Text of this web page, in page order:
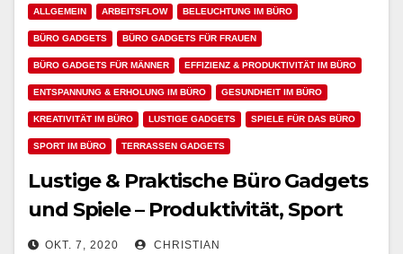
ALLGEMEIN ARBEITSFLOW BELEUCHTUNG IM BÜRO
BÜRO GADGETS BÜRO GADGETS FÜR FRAUEN
BÜRO GADGETS FÜR MÄNNER EFFIZIENZ & PRODUKTIVITÄT IM BÜRO
ENTSPANNUNG & ERHOLUNG IM BÜRO GESUNDHEIT IM BÜRO
KREATIVITÄT IM BÜRO LUSTIGE GADGETS SPIELE FÜR DAS BÜRO
SPORT IM BÜRO TERRASSEN GADGETS
Lustige & Praktische Büro Gadgets
und Spiele – Produktivität, Sport
sowie Gesundheit und
OKT. 7, 2020 CHRISTIAN